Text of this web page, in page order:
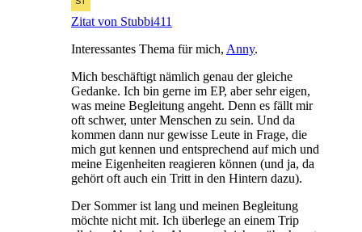
Zitat von Stubbi411
Interessantes Thema für mich, Anny.
Mich beschäftigt nämlich genau der gleiche
Gedanke. Ich bin gerne im EP, aber sehr eigen,
was meine Begleitung angeht. Denn es fällt mir
oft schwer, unter Menschen zu sein. Und da
kommen dann nur gewisse Leute in Frage, die
mich gut kennen und entsprechend auf mich und
meine Eigenheiten reagieren können (und ja, da
gehört oft auch ein Tritt in den Hintern dazu).
Der Sommer ist lang und meinen Begleitung
möchte nicht mit. Ich überlege an einem Trip